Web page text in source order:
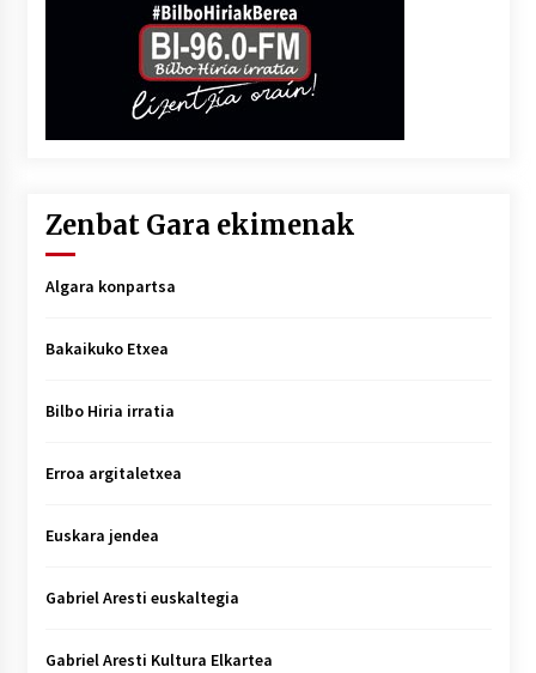
Zenbat Gara ekimenak
Algara konpartsa
Bakaikuko Etxea
Bilbo Hiria irratia
Erroa argitaletxea
Euskara jendea
Gabriel Aresti euskaltegia
Gabriel Aresti Kultura Elkartea